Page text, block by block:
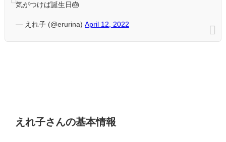
気がつけば誕生日🎂
— えれ子 (@erurina) April 12, 2022
えれ子さんの基本情報